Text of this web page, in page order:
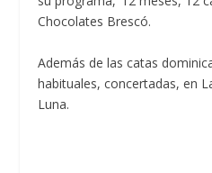
Chocolates Brescó.
Además de las catas
habituales, concertadas, en
Luna.